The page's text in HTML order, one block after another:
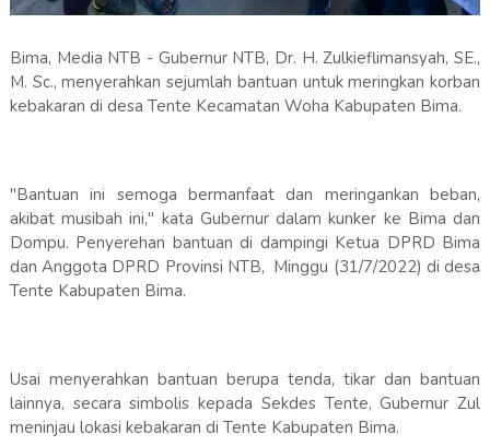
Bima, Media NTB - Gubernur NTB, Dr. H. Zulkieflimansyah, SE.,
M. Sc., menyerahkan sejumlah bantuan untuk meringkan korban
kebakaran di desa Tente Kecamatan Woha Kabupaten Bima.
"Bantuan ini semoga bermanfaat dan meringankan beban,
akibat musibah ini," kata Gubernur dalam kunker ke Bima dan
Dompu. Penyerehan bantuan di dampingi Ketua DPRD Bima
dan Anggota DPRD Provinsi NTB, Minggu (31/7/2022) di desa
Tente Kabupaten Bima.
Usai menyerahkan bantuan berupa tenda, tikar dan bantuan
lainnya, secara simbolis kepada Sekdes Tente, Gubernur Zul
meninjau lokasi kebakaran di Tente Kabupaten Bima.